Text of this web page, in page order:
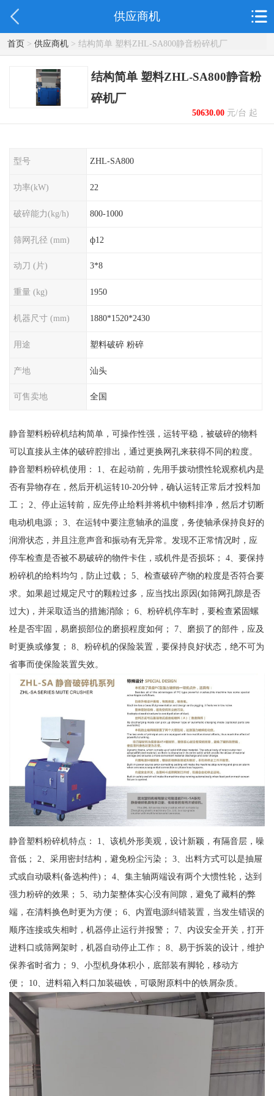
供应商机
首页> 供应商机> 结构简单 塑料ZHL-SA800静音粉碎机厂
结构简单 塑料ZHL-SA800静音粉
碎机厂
50630.00元/台 起
型号 ZHL-SA800
功率(kW) 22
破碎能力(kg/h) 800-1000
筛网孔径 (mm) ф12
动刀 (片) 3*8
重量 (kg) 1950
机器尺寸 (mm) 1880*1520*2430
用途 塑料破碎 粉碎
产地 汕头
可售卖地 全国
静音塑料粉碎机结构简单，可操作性强，运转平稳，被破碎的物料
可以直接从主体的破碎腔排出，通过更换网孔来获得不同的粒度。
静音塑料粉碎机使用： 1、在起动前，先用手拨动惯性轮观察机内是
否有异物存在，然后开机运转10-20分钟，确认运转正常后才投料加
工； 2、停止运转前，应先停止给料并将机中物料排净，然后才切断
电动机电源； 3、在运转中要注意轴承的温度，务使轴承保持良好的
润滑状态，并且注意声音和振动有无异常。发现不正常情况时，应
停车检查是否被不易破碎的物件卡住，或机件是否损坏； 4、要保持
粉碎机的给料均匀，防止过载； 5、检查破碎产物的粒度是否符合要
求。如果超过规定尺寸的颗粒过多，应当找出原因(如筛网孔隙是否
过大)，并采取适当的措施消除； 6、粉碎机停车时，要检查紧固螺
栓是否牢固，易磨损部位的磨损程度如何； 7、磨损了的部件，应及
时更换或修复； 8、粉碎机的保险装置，要保持良好状态，绝不可为
省事而使保险装置失效。
静音塑料粉碎机特点： 1、该机外形美观，设计新颖，有隔音层，噪
音低； 2、采用密封结构，避免粉尘污染； 3、出料方式可以是抽屉
式或自动吸料(备选构件)； 4、集主轴两端设有两个大惯性轮，达到
强力粉碎的效果； 5、动力架整体实心没有间隙，避免了藏料的弊
端，在清料换色时更为方便； 6、内置电源纠错装置，当发生错误的
顺序连接或失相时，机器停止运行并报警； 7、内设安全开关，打开
进料口或筛网架时，机器自动停止工作； 8、易于拆装的设计，维护
保养省时省力； 9、小型机身体积小，底部装有脚轮，移动方
便； 10、进料箱入料口加装磁铁，可吸附原料中的铁屑杂质。